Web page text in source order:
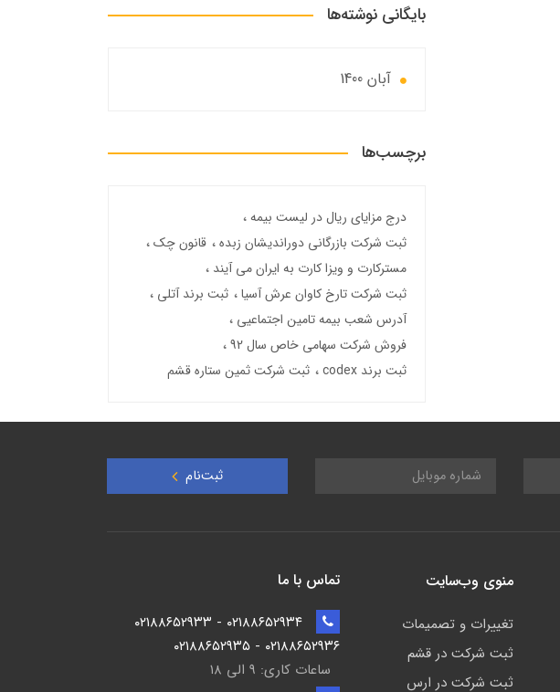
بایگانی نوشته‌ها
آبان 1400
برچسب‌ها
درج مزایای ریال در لیست بیمه
ثبت شرکت بازرگانی دوراندیشان زبده
قانون چک
مسترکارت و ویزا کارت به ایران می آیند
ثبت شرکت تارخ کاوان عرش آسیا
ثبت برند آتلی
آدرس شعب بیمه تامین اجتماعیی
فروش شرکت سهامی خاص سال 92
ثبت برند codex
ثبت شرکت ثمین ستاره قشم
ثبت‌نام
منوی وب‌سایت
تغییرات و تصمیمات
ثبت شرکت در قشم
ثبت شرکت در ارس
تماس با ما
۰۲۱۸۸۶۵۲۹۳۴ - ۰۲۱۸۸۶۵۲۹۳۳
۰۲۱۸۸۶۵۲۹۳۶ - ۰۲۱۸۸۶۵۲۹۳۵
ساعات کاری: ۹ الی ۱۸